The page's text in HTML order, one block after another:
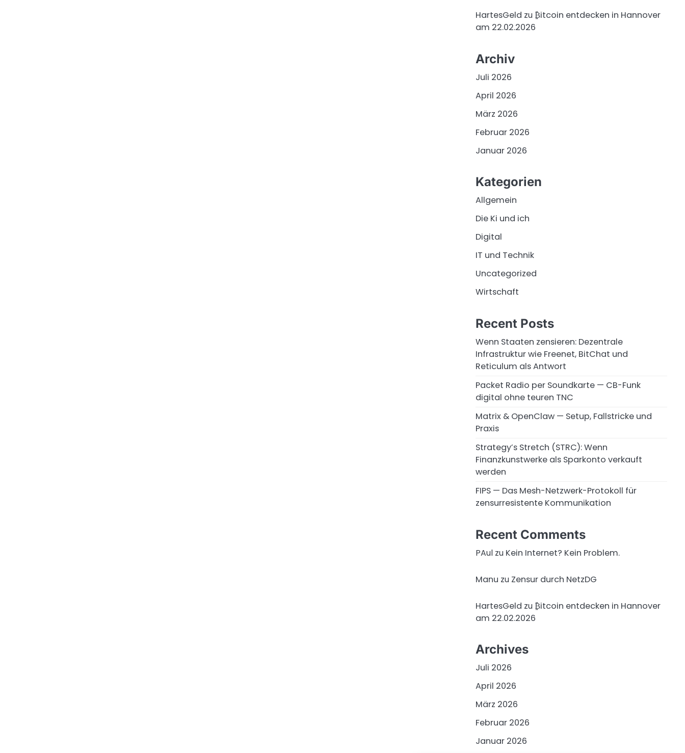
HartesGeld zu ₿itcoin entdecken in Hannover
am 22.02.2026
Archiv
Juli 2026
April 2026
März 2026
Februar 2026
Januar 2026
Kategorien
Allgemein
Die Ki und ich
Digital
IT und Technik
Uncategorized
Wirtschaft
Recent Posts
Wenn Staaten zensieren: Dezentrale
Infrastruktur wie Freenet, BitChat und
Reticulum als Antwort
Packet Radio per Soundkarte — CB-Funk
digital ohne teuren TNC
Matrix & OpenClaw — Setup, Fallstricke und
Praxis
Strategy’s Stretch (STRC): Wenn
Finanzkunstwerke als Sparkonto verkauft
werden
FIPS — Das Mesh-Netzwerk-Protokoll für
zensurresistente Kommunikation
Recent Comments
PAulzu Kein Internet? Kein Problem.
Manu zu Zensur durch NetzDG
HartesGeld zu ₿itcoin entdecken in Hannover
am 22.02.2026
Archives
Juli 2026
April 2026
März 2026
Februar 2026
Januar 2026